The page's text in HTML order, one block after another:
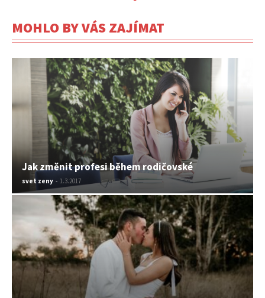
MOHLO BY VÁS ZAJÍMAT
Jak změnit profesi během rodičovské
svet zeny - 1.3.2017